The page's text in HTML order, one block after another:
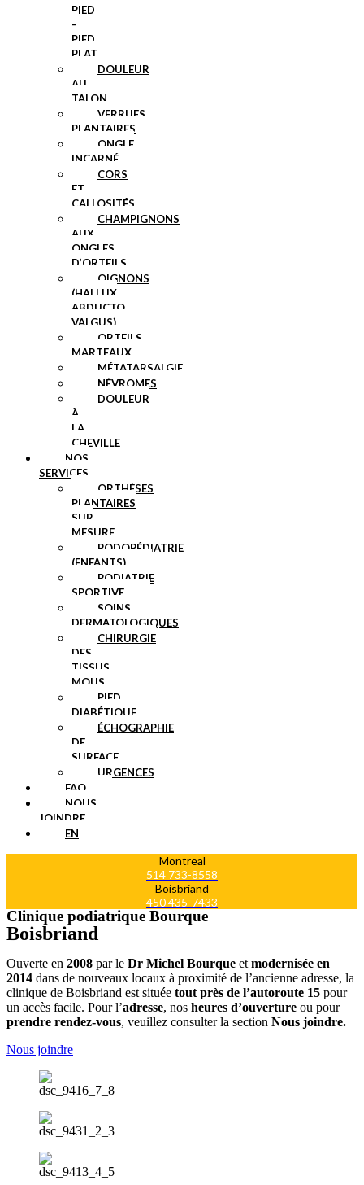
PIED
–
PIED
PLAT
DOULEUR
AU
TALON
VERRUES
PLANTAIRES
ONGLE
INCARNÉ
CORS
ET
CALLOSITÉS
CHAMPIGNONS
AUX
ONGLES
D’ORTEILS
OIGNONS
(HALLUX
ABDUCTO
VALGUS)
ORTEILS
MARTEAUX
MÉTATARSALGIE
NÉVROMES
DOULEUR
À
LA
CHEVILLE
NOS
SERVICES
ORTHÈSES
PLANTAIRES
SUR
MESURE
PODOPÉDIATRIE
(ENFANTS)
PODIATRIE
SPORTIVE
SOINS
DERMATOLOGIQUES
CHIRURGIE
DES
TISSUS
MOUS
PIED
DIABÉTIQUE
ÉCHOGRAPHIE
DE
SURFACE
URGENCES
FAQ
NOUS
JOINDRE
EN
Montreal
514 733-8558
Boisbriand
450 435-7433
Clinique podiatrique Bourque
Boisbriand
Ouverte en 2008 par le Dr Michel Bourque et modernisée en
2014 dans de nouveaux locaux à proximité de l’ancienne adresse, la
clinique de Boisbriand est située tout près de l’autoroute 15 pour
un accès facile. Pour l’adresse, nos heures d’ouverture ou pour
prendre rendez-vous, veuillez consulter la section Nous joindre.
Nous joindre